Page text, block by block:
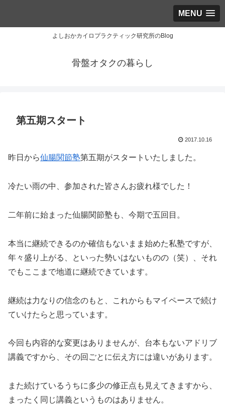
MENU
よしおかカイロプラクティック研究所のBlog
骨盤オタクの暮らし
第五期スタート
2017.10.16
昨日から仙腸関節塾第五期がスタートいたしました。
冷たい雨の中、参加された皆さんお疲れ様でした！
二年前に始まった仙腸関節塾も、今期で五回目。
本当に継続できるのか確信もないまま始めた私塾ですが、
年々盛り上がる、といった勢いはないものの（笑）、それ
でもここまで地道に継続できています。
継続は力なりの信念のもと、これからもマイペースで続け
ていけたらと思っています。
今回も内容的な変更はありませんが、台本もないアドリブ
講義ですから、その回ごとに伝え方には違いがあります。
また続けているうちに多少の修正点も見えてきますから、
まったく同じ講義というものはありません。